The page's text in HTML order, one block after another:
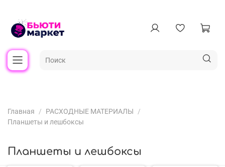
Главная
РАСХОДНЫЕ МАТЕРИАЛЫ
Планшеты и лешбоксы
Планшеты и лешбоксы